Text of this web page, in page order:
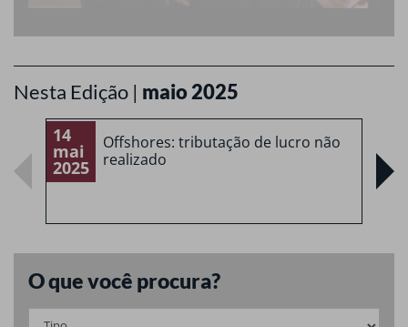
Nesta Edição | maio 2025
14
mai
2025
Offshores: tributação de lucro não
realizado
O que você procura?